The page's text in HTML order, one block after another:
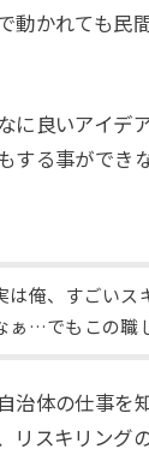
動かれても民
に良いアイデ
する事ができ
は俺、すごいス
ぁ…でもこの職
治体の仕事を
リスキリング